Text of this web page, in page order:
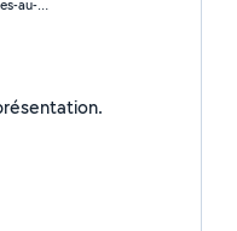
Bazoches-au-Houlme (Bazoches-au-Houlme)
pas encore renseigné ma présentation.